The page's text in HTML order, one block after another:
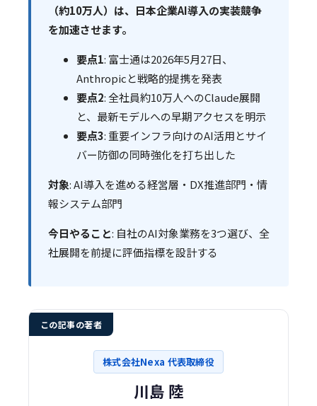
（約10万人）は、日本企業AI導入の実装競争
を加速させます。
要点1: 富士通は2026年5月27日、
Anthropicと戦略的提携を発表
要点2: 全社員約10万人へのClaude展開
と、最新モデルへの早期アクセスを明示
要点3: 重要インフラ向けのAI活用とサイ
バー防御の同時強化を打ち出した
対象: AI導入を進める経営層・DX推進部門・情
報システム部門
今日やること: 自社のAI対象業務を3つ選び、全
社展開を前提に評価指標を設計する
この記事の著者
株式会社Nexa 代表取締役
川島 陸